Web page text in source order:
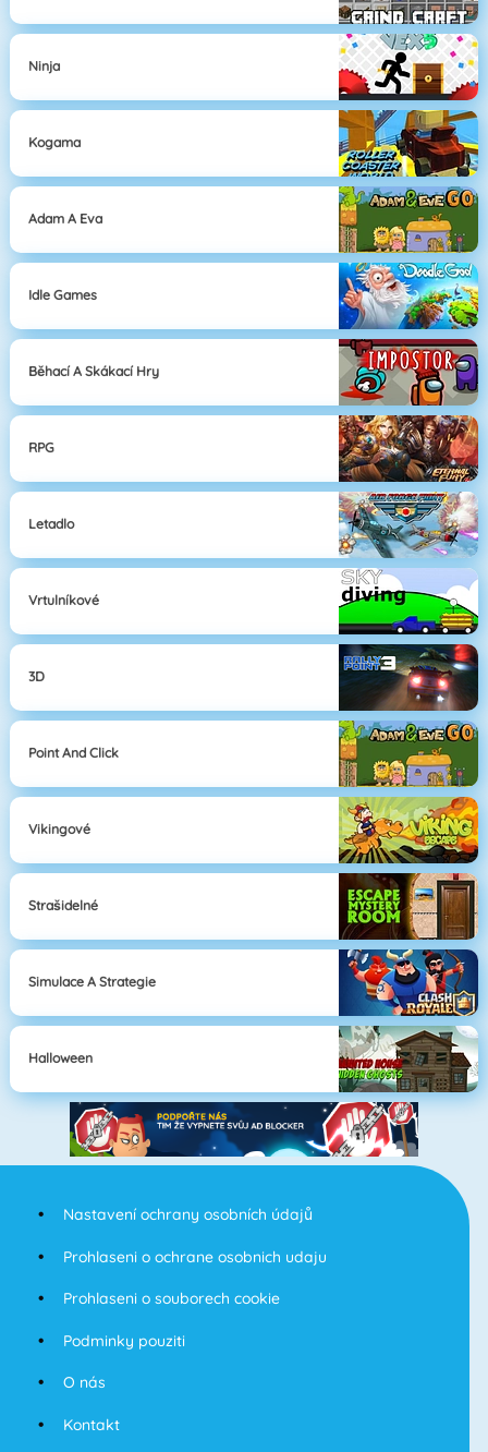
Ninja
Kogama
Adam A Eva
Idle Games
Běhací A Skákací Hry
RPG
Letadlo
Vrtulníkové
3D
Point And Click
Vikingové
Strašidelné
Simulace A Strategie
Halloween
Nastavení ochrany osobních údajů
Prohlaseni o ochrane osobnich udaju
Prohlaseni o souborech cookie
Podminky pouziti
O nás
Kontakt